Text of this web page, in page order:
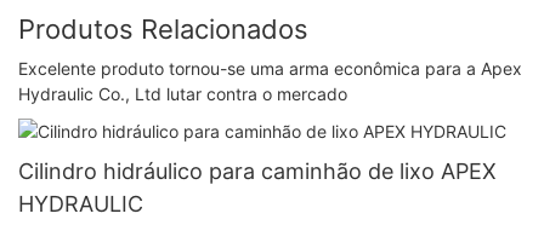
Produtos Relacionados
Excelente produto tornou-se uma arma econômica para a Apex
Hydraulic Co., Ltd lutar contra o mercado
Cilindro hidráulico para caminhão de lixo APEX
HYDRAULIC